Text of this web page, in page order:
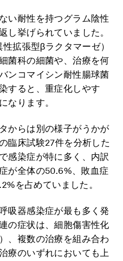
い耐性を持つグラム陰性
し挙げられていました。
拡張型βラクタマーゼ）
菌科の細菌や、治療を何
ンコマイシン耐性腸球菌
すると、重症化しやす
なります。
からは別の様子がうかが
臨床試験27件を分析した
感染症が特に多く、内訳
が全体の50.6%、敗血症
を占めていました。
吸器感染症が最も多く発
の症状は、細胞傷害性化
、複数の治療を組み合わ
療のいずれにおいても上